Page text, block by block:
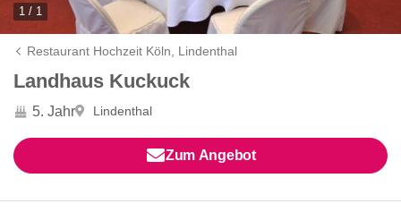
1 / 1
Restaurant Hochzeit Köln, Lindenthal
Landhaus Kuckuck
5. Jahr Lindenthal
Zum Angebot